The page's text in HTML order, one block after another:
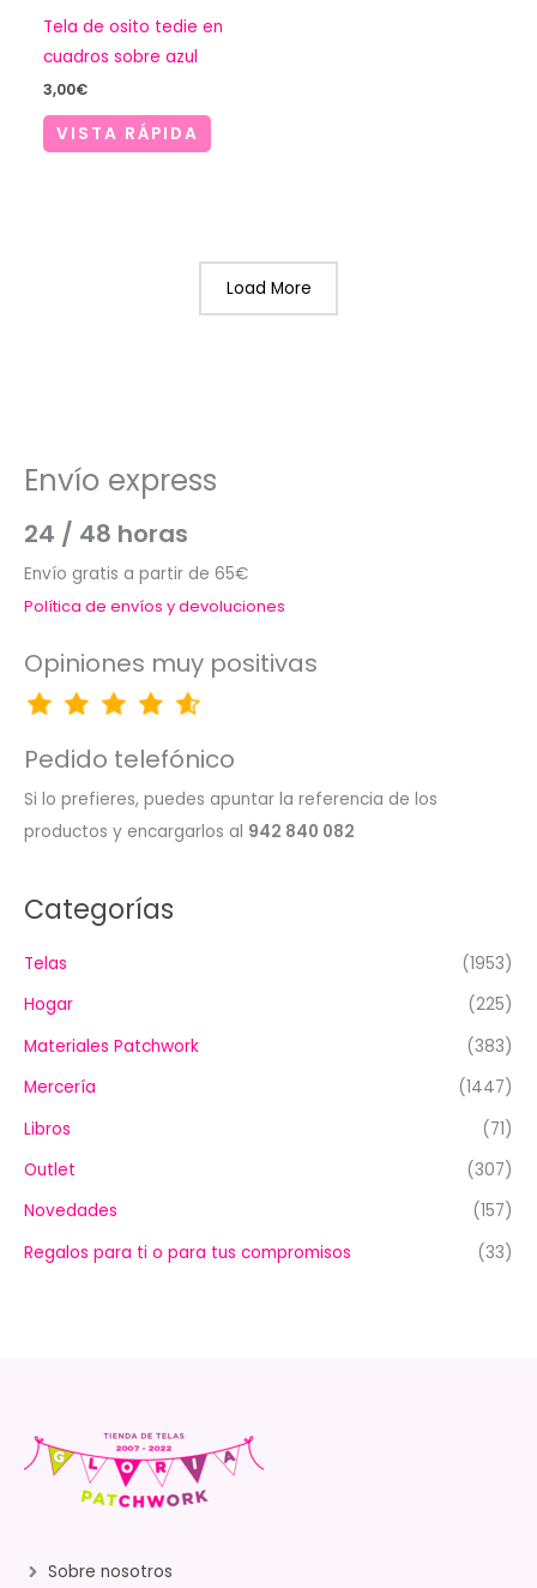
Tela de osito tedie en
cuadros sobre azul
3,00€
VISTA RÁPIDA
Load More
Envío express
24 / 48 horas
Envío gratis a partir de 65€
Política de envíos y devoluciones
Opiniones muy positivas
Pedido telefónico
Si lo prefieres, puedes apuntar la referencia de los
productos y encargarlos al 942 840 082
Categorías
Telas
(1953)
Hogar
(225)
Materiales Patchwork
(383)
Mercería
(1447)
Libros
(71)
Outlet
(307)
Novedades
(157)
Regalos para ti o para tus compromisos
(33)
Sobre nosotros